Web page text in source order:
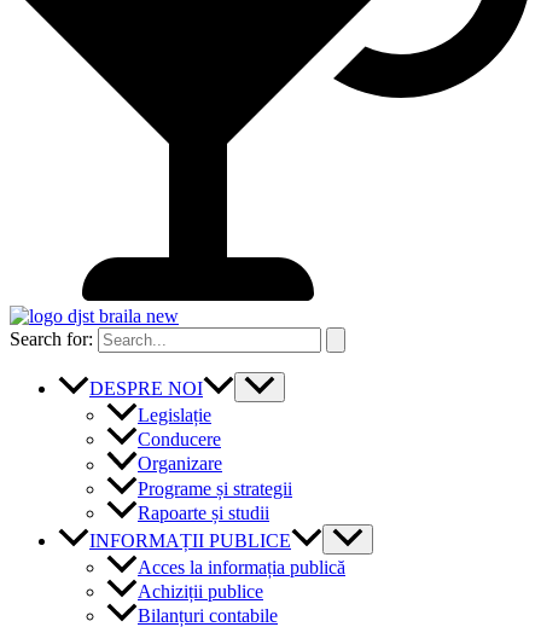
Search for:
DESPRE NOI
Legislație
Conducere
Organizare
Programe și strategii
Rapoarte și studii
INFORMAȚII PUBLICE
Acces la informația publică
Achiziții publice
Bilanțuri contabile